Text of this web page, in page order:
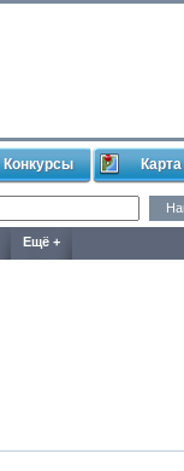
Конкурсы Карта
Ещё +